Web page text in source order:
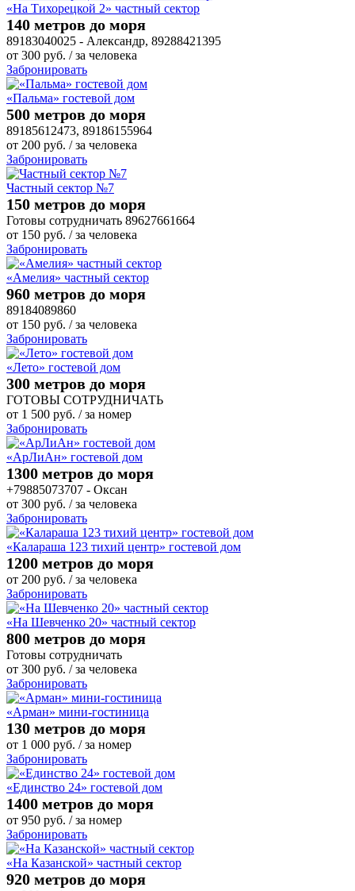
«На Тихорецкой 2» частный сектор
140 метров до моря
89183040025 - Александр, 89288421395
от 300 руб. / за человека
Забронировать
«Пальма» гостевой дом
500 метров до моря
89185612473, 89186155964
от 200 руб. / за человека
Забронировать
Частный сектор №7
150 метров до моря
Готовы сотрудничать 89627661664
от 150 руб. / за человека
Забронировать
«Амелия» частный сектор
960 метров до моря
89184089860
от 150 руб. / за человека
Забронировать
«Лето» гостевой дом
300 метров до моря
ГОТОВЫ СОТРУДНИЧАТЬ
от 1 500 руб. / за номер
Забронировать
«АрЛиАн» гостевой дом
1300 метров до моря
+79885073707 - Оксан
от 300 руб. / за человека
Забронировать
«Калараша 123 тихий центр» гостевой дом
1200 метров до моря
от 200 руб. / за человека
Забронировать
«На Шевченко 20» частный сектор
800 метров до моря
Готовы сотрудничать
от 300 руб. / за человека
Забронировать
«Арман» мини-гостиница
130 метров до моря
от 1 000 руб. / за номер
Забронировать
«Единство 24» гостевой дом
1400 метров до моря
от 950 руб. / за номер
Забронировать
«На Казанской» частный сектор
920 метров до моря